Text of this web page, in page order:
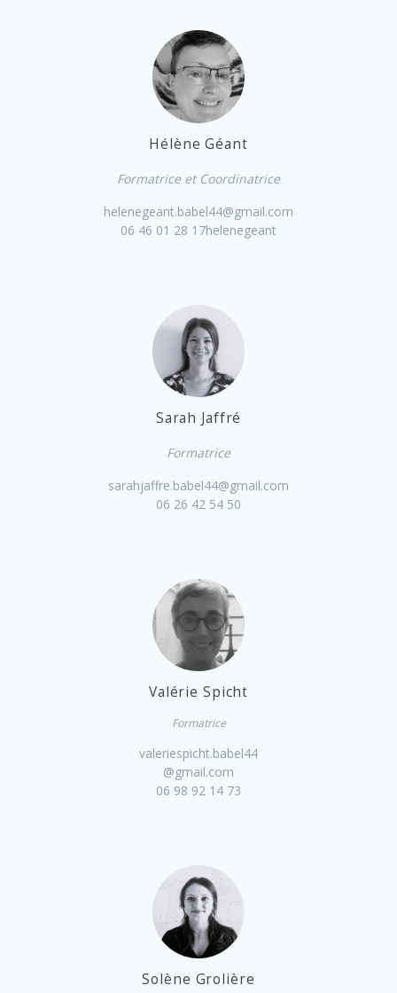
Hélène Géant
Formatrice et Coordinatrice
helenegeant.babel44@gmail.com
06 46 01 28 17helenegeant
Sarah Jaffré
Formatrice
sarahjaffre.babel44@gmail.com
06 26 42 54 50
Valérie Spicht
Formatrice
valeriespicht.babel44
@gmail.com
06 98 92 14 73
Solène Grolière